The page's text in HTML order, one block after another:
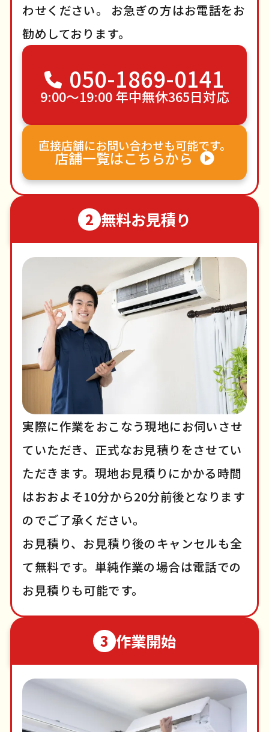
わせください。
お急ぎの方はお電話をお
勧めしております。
050-1869-0141
9:00〜19:00 年中無休365日対応
直接店舗にお問い合わせも可能です。
店舗一覧はこちらから
2 無料お見積り
実際に作業をおこなう現地にお伺いさせ
ていただき、正式なお見積りをさせてい
ただきます。現地お見積りにかかる時間
はおおよそ10分から20分前後となります
のでご了承ください。
お見積り、お見積り後のキャンセルも全
て無料です。単純作業の場合は電話での
お見積りも可能です。
3 作業開始